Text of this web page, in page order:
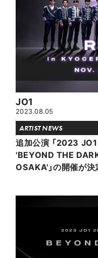
JO1
2023.08.05
ARTIST NEWS
追加公演 「2023
'BEYOND THE
OSAKA'」の開催が決